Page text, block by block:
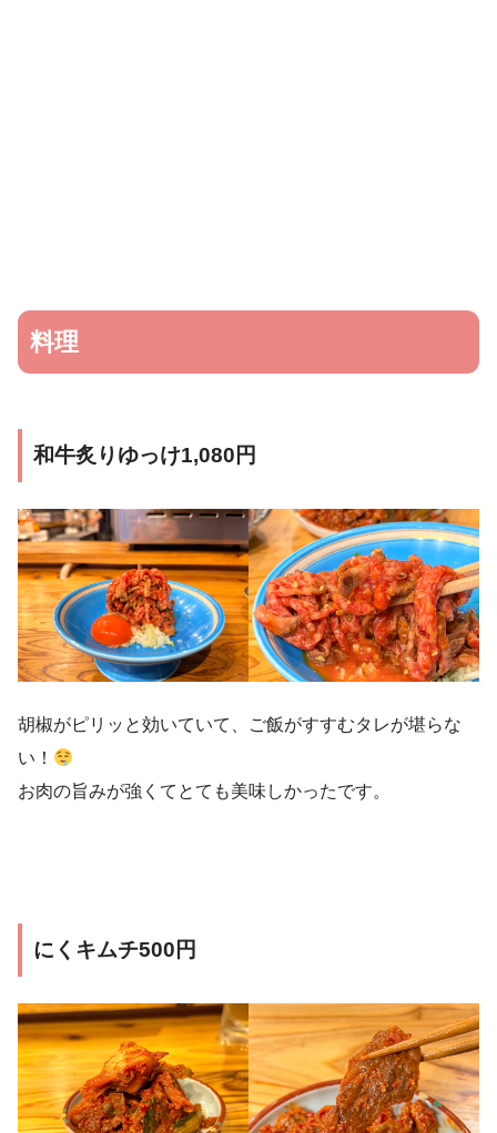
料理
和牛炙りゆっけ1,080円
胡椒がピリッと効いていて、ご飯がすすむタレが堪らな
い！
お肉の旨みが強くてとても美味しかったです。
にくキムチ500円